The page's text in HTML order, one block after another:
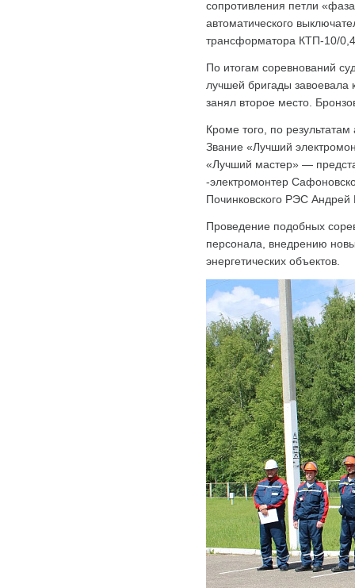
сопротивления петли
автоматического
трансформатора КТП-10/
По итогам соревнований
лучшей бригады завоевала
занял второе место.
Кроме того, по
Звание «Лучший
«Лучший мастер» —
-электромонтер
Починковского РЭС Андрей
Проведение подобных
персонала, внедрению
энергетических объектов.